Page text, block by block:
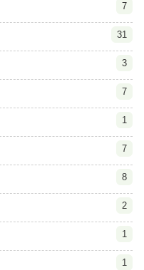
7
31
3
7
1
7
8
2
1
1